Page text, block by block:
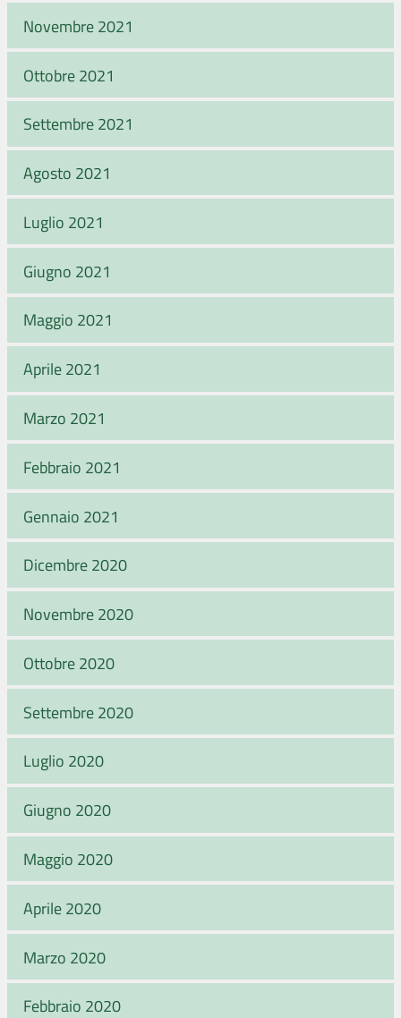
Novembre 2021
Ottobre 2021
Settembre 2021
Agosto 2021
Luglio 2021
Giugno 2021
Maggio 2021
Aprile 2021
Marzo 2021
Febbraio 2021
Gennaio 2021
Dicembre 2020
Novembre 2020
Ottobre 2020
Settembre 2020
Luglio 2020
Giugno 2020
Maggio 2020
Aprile 2020
Marzo 2020
Febbraio 2020